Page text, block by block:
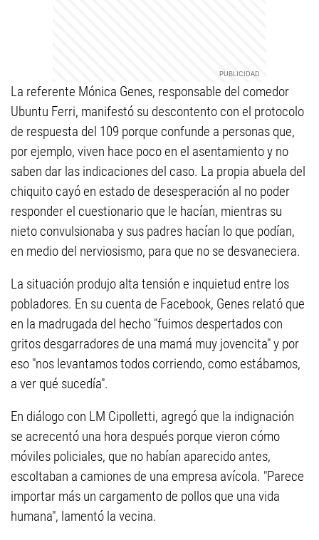
La referente Mónica Genes, responsable del comedor
Ubuntu Ferri, manifestó su descontento con el protocolo
de respuesta del 109 porque confunde a personas que,
por ejemplo, viven hace poco en el asentamiento y no
saben dar las indicaciones del caso. La propia abuela del
chiquito cayó en estado de desesperación al no poder
responder el cuestionario que le hacían, mientras su
nieto convulsionaba y sus padres hacían lo que podían,
en medio del nerviosismo, para que no se desvaneciera.
La situación produjo alta tensión e inquietud entre los
pobladores. En su cuenta de Facebook, Genes relató que
en la madrugada del hecho "fuimos despertados con
gritos desgarradores de una mamá muy jovencita" y por
eso "nos levantamos todos corriendo, como estábamos,
a ver qué sucedía".
En diálogo con LM Cipolletti, agregó que la indignación
se acrecentó una hora después porque vieron cómo
móviles policiales, que no habían aparecido antes,
escoltaban a camiones de una empresa avícola. "Parece
importar más un cargamento de pollos que una vida
humana", lamentó la vecina.